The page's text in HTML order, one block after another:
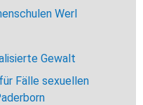
Werl
Gewalt
Fälle sexuellen